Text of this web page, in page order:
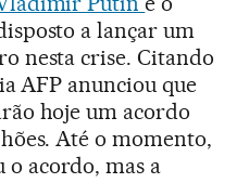
a lançar um
nesta crise. Citando
AFP anunciou que
hoje um acordo
Até o momento,
acordo, mas a